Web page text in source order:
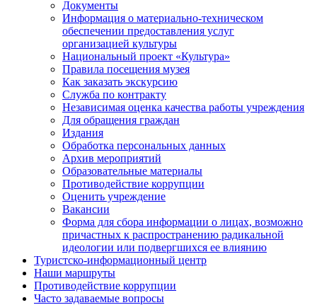
Документы
Информация о материально-техническом
обеспечении предоставления услуг
организацией культуры
Национальный проект «Культура»
Правила посещения музея
Как заказать экскурсию
Служба по контракту
Независимая оценка качества работы учреждения
Для обращения граждан
Издания
Обработка персональных данных
Архив мероприятий
Образовательные материалы
Противодействие коррупции
Оценить учреждение
Вакансии
Форма для сбора информации о лицах, возможно
причастных к распространению радикальной
идеологии или подвергшихся ее влиянию
Туристско-информационный центр
Наши маршруты
Противодействие коррупции
Часто задаваемые вопросы